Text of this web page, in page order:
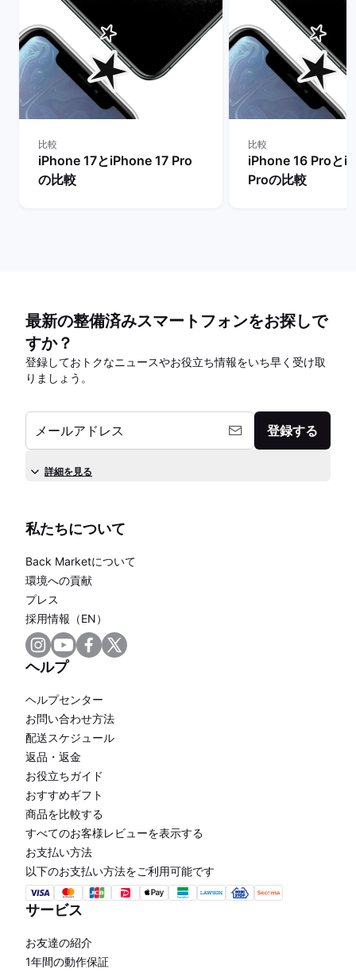
比較
iPhone 17とiPhone 17 Pro
の比較
比較
iPhone 16 Proと
Proの比較
最新の整備済みスマートフォンをお探しで
すか？
登録しておトクなニュースやお役立ち情報をいち早く受け取
りましょう。
メールアドレス 登録する
詳細を見る
私たちについて
Back Marketについて
環境への貢献
プレス
採用情報（EN）
ヘルプ
ヘルプセンター
お問い合わせ方法
配送スケジュール
返品・返金
お役立ちガイド
おすすめギフト
商品を比較する
すべてのお客様レビューを表示する
お支払い方法
以下のお支払い方法をご利用可能です
サービス
お友達の紹介
1年間の動作保証